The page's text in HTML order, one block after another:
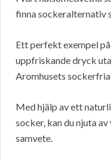
finna sockeralternativ
Ett perfekt exempel
uppfriskande dryck
Aromhusets
Med hjälp av ett
socker, kan du njuta
samvete.